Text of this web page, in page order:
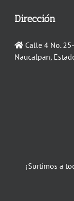
Dirección
Calle 4 No.
Naucalpan,
¡Surtimos a